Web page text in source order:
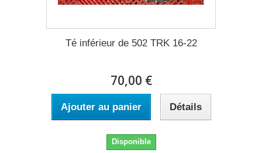
Té inférieur de 502 TRK 16-22
70,00 €
Ajouter au panier Détails
Disponible